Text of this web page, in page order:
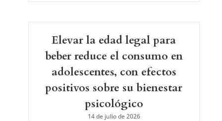
Elevar la edad legal para
beber reduce el consumo en
adolescentes, con efectos
positivos sobre su bienestar
psicológico
14 de julio de 2026